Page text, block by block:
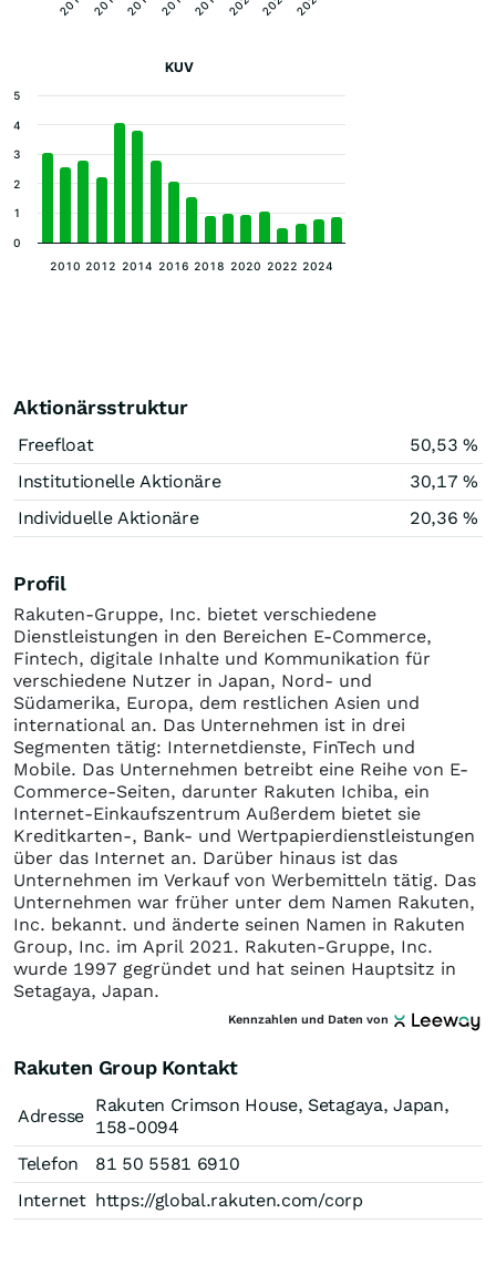
KUV
2010 2012 2014 2016 2018 2020 2022 2024
0
1
2
3
4
5
Aktionärsstruktur
Freefloat
50,53 %
Institutionelle Aktionäre
30,17 %
Individuelle Aktionäre
20,36 %
Profil
Rakuten-Gruppe, Inc. bietet verschiedene
Dienstleistungen in den Bereichen E-Commerce,
Fintech, digitale Inhalte und Kommunikation für
verschiedene Nutzer in Japan, Nord- und
Südamerika, Europa, dem restlichen Asien und
international an. Das Unternehmen ist in drei
Segmenten tätig: Internetdienste, FinTech und
Mobile. Das Unternehmen betreibt eine Reihe von E-
Commerce-Seiten, darunter Rakuten Ichiba, ein
Internet-Einkaufszentrum Außerdem bietet sie
Kreditkarten-, Bank- und Wertpapierdienstleistungen
über das Internet an. Darüber hinaus ist das
Unternehmen im Verkauf von Werbemitteln tätig. Das
Unternehmen war früher unter dem Namen Rakuten,
Inc. bekannt. und änderte seinen Namen in Rakuten
Group, Inc. im April 2021. Rakuten-Gruppe, Inc.
wurde 1997 gegründet und hat seinen Hauptsitz in
Setagaya, Japan.
Kennzahlen und Daten von
Rakuten Group Kontakt
Adresse
Rakuten Crimson House, Setagaya, Japan,
158-0094
Telefon
81 50 5581 6910
Internet https://global.rakuten.com/corp